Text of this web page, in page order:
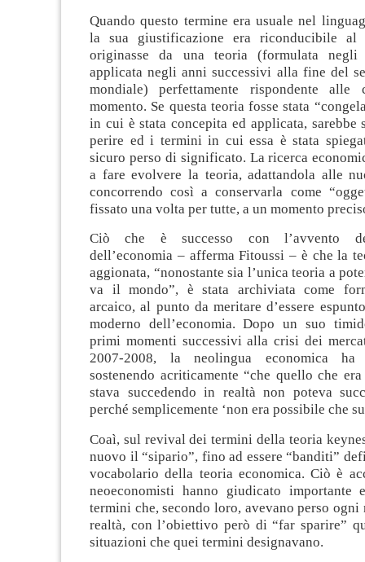
Quando questo termine era usuale nel
la sua giustificazione era riconducibile al
originasse da una teoria (formulata
applicata negli anni successivi alla fine del
mondiale) perfettamente rispondente alle
momento. Se questa teoria fosse stata
in cui è stata concepita ed applicata, sarebbe
perire ed i termini in cui essa è stata
sicuro perso di significato. La ricerca
a fare evolvere la teoria, adattandola alle
concorrendo così a conservarla come
fissato una volta per tutte, a un momento
Ciò che è successo con l’avvento
dell’economia – afferma Fitoussi – è che la
aggionata, “nonostante sia l’unica teoria a
va il mondo”, è stata archiviata come
arcaico, al punto da meritare d’essere
moderno dell’economia. Dopo un suo
primi momenti successivi alla crisi dei
2007-2008, la neolingua economica ha
sostenendo acriticamente “che quello che
stava succedendo in realtà non poteva
perché semplicemente ‘non era possibile che
Coaì, sul revival dei termini della teoria
nuovo il “sipario”, fino ad essere “banditi”
vocabolario della teoria economica. Ciò è
neoeconomisti hanno giudicato importante
termini che, secondo loro, avevano perso ogni
realtà, con l’obiettivo però di “far sparire”
situazioni che quei termini designavano.